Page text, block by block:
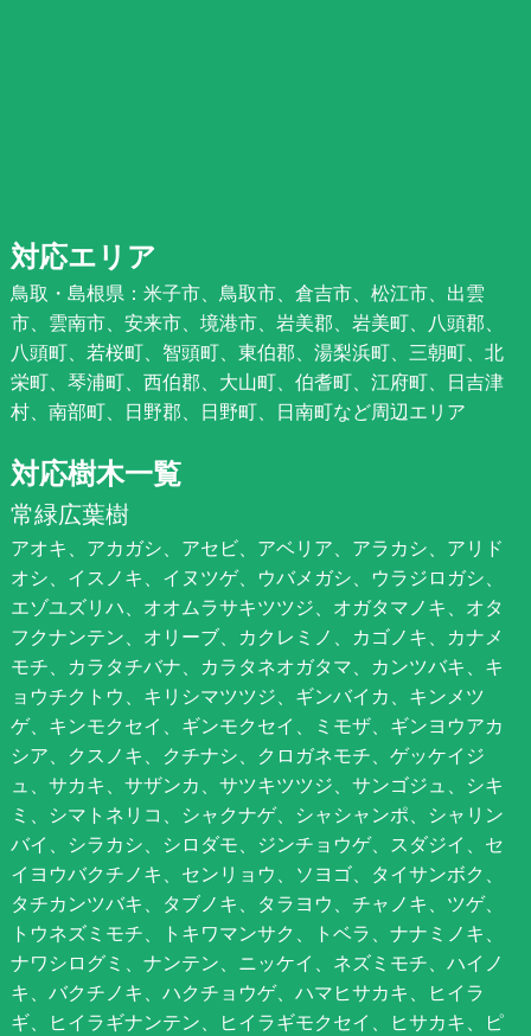
対応エリア
鳥取・島根県：米子市、鳥取市、倉吉市、松江市、出雲
市、雲南市、安来市、境港市、岩美郡、岩美町、八頭郡、
八頭町、若桜町、智頭町、東伯郡、湯梨浜町、三朝町、北
栄町、琴浦町、西伯郡、大山町、伯耆町、江府町、日吉津
村、南部町、日野郡、日野町、日南町など周辺エリア
対応樹木一覧
常緑広葉樹
アオキ、アカガシ、アセビ、アベリア、アラカシ、アリド
オシ、イスノキ、イヌツゲ、ウバメガシ、ウラジロガシ、
エゾユズリハ、オオムラサキツツジ、オガタマノキ、オタ
フクナンテン、オリーブ、カクレミノ、カゴノキ、カナメ
モチ、カラタチバナ、カラタネオガタマ、カンツバキ、キ
ョウチクトウ、キリシマツツジ、ギンバイカ、キンメツ
ゲ、キンモクセイ、ギンモクセイ、ミモザ、ギンヨウアカ
シア、クスノキ、クチナシ、クロガネモチ、ゲッケイジ
ュ、サカキ、サザンカ、サツキツツジ、サンゴジュ、シキ
ミ、シマトネリコ、シャクナゲ、シャシャンポ、シャリン
バイ、シラカシ、シロダモ、ジンチョウゲ、スダジイ、セ
イヨウバクチノキ、センリョウ、ソヨゴ、タイサンボク、
タチカンツバキ、タブノキ、タラヨウ、チャノキ、ツゲ、
トウネズミモチ、トキワマンサク、トベラ、ナナミノキ、
ナワシログミ、ナンテン、ニッケイ、ネズミモチ、ハイノ
キ、バクチノキ、ハクチョウゲ、ハマヒサカキ、ヒイラ
ギ、ヒイラギナンテン、ヒイラギモクセイ、ヒサカキ、ピ